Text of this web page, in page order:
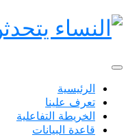
الرئيسية
تعرف علينا
الخريطة التفاعلية
قاعدة البيانات